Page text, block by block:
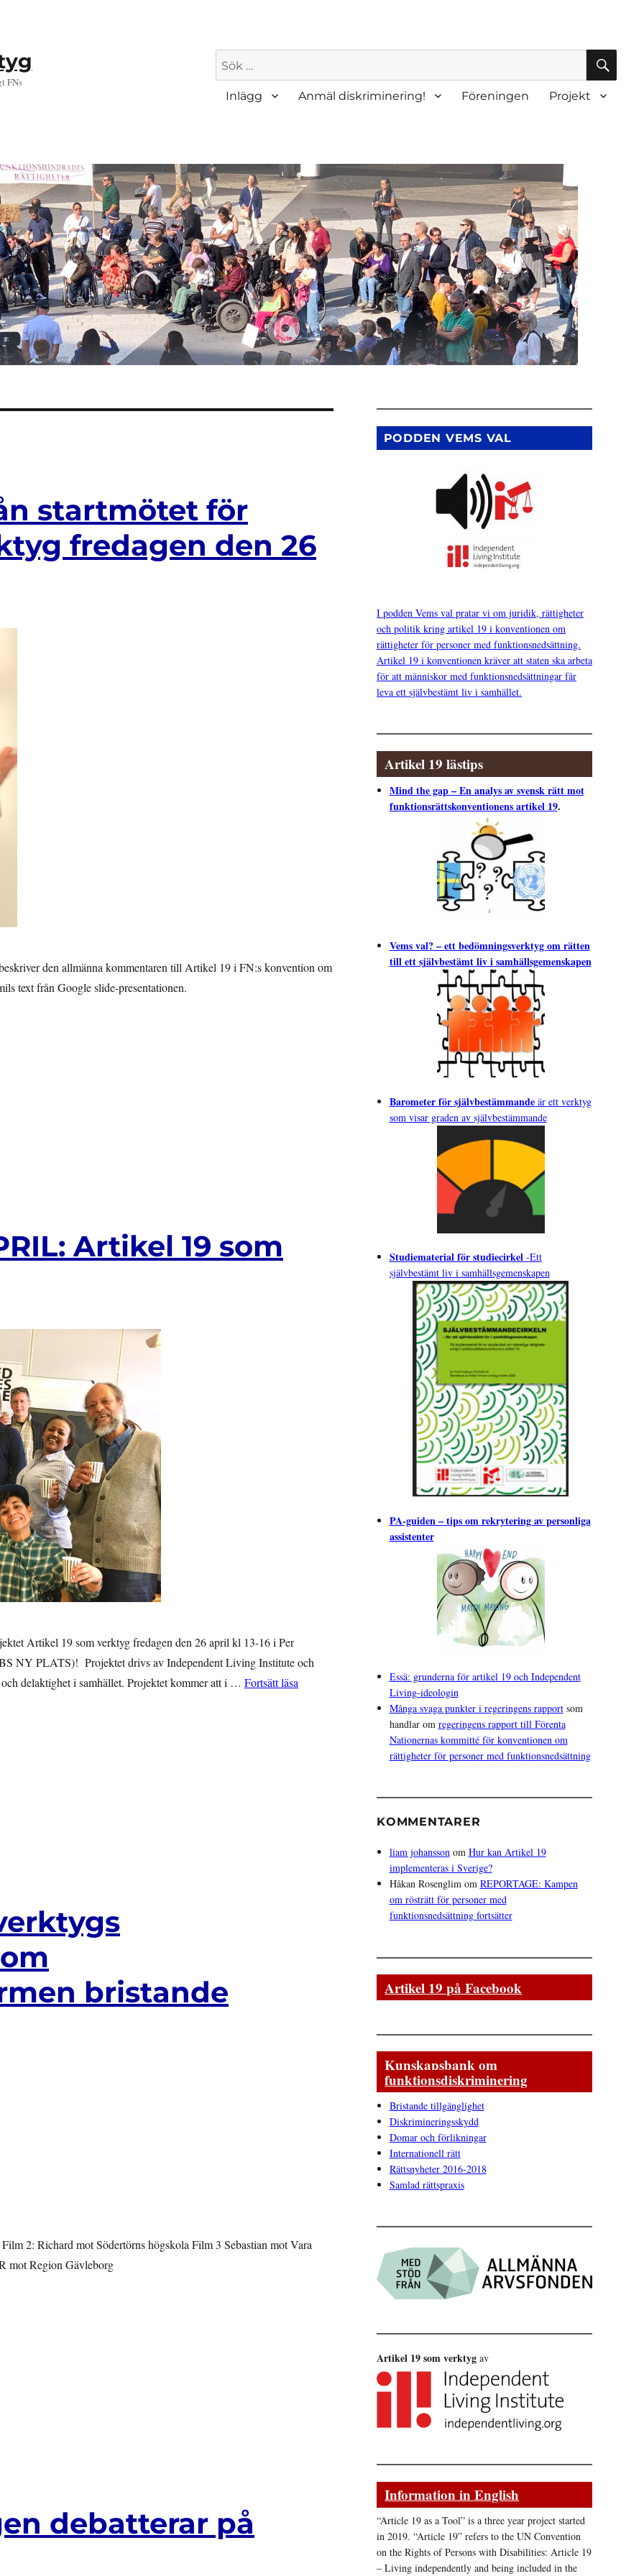
FNs
Sök
efter:
SÖK
Inlägg Anmäl diskriminering! Föreningen Projekt
startmötet för
fredagen den 26
den allmänna kommentaren till Artikel 19 i FN:s konvention om
text från Google slide-presentationen.
Artikel 19 som
Artikel 19 som verktyg fredagen den 26 april kl 13-16 i Per
NY PLATS)! Projektet drivs av Independent Living Institute och
delaktighet i samhället. Projektet kommer att i … Fortsätt läsa ”STARTMÖTE 26 APRIL: Artikel 19 som verktyg”
bristande
2: Richard mot Södertörns högskola Film 3 Sebastian mot Vara
mot Region Gävleborg
debatterar på
PODDEN VEMS VAL
I podden Vems val pratar vi om juridik, rättigheter
och politik kring artikel 19 i konventionen om
rättigheter för personer med funktionsnedsättning.
Artikel 19 i konventionen kräver att staten ska arbeta
för att människor med funktionsnedsättningar får
leva ett självbestämt liv i samhället.
Artikel 19 lästips
Mind the gap – En analys av svensk rätt mot
funktionsrättskonventionens artikel 19.
Vems val? – ett bedömningsverktyg om rätten
till ett självbestämt liv i samhällsgemenskapen
Barometer för självbestämmandeär ett verktyg
som visar graden av självbestämmande
Studiematerial för studiecirkel-Ett
självbestämt liv i samhällsgemenskapen
PA-guiden – tips om rekrytering av personliga
assistenter
Essä: grunderna för artikel 19 och Independent
Living-ideologin
Många svaga punkter i regeringens rapportsom
handlar om regeringens rapport till Förenta
Nationernas kommitté för konventionen om
rättigheter för personer med funktionsnedsättning
KOMMENTARER
liam johanssonom Hur kan Artikel 19
implementeras i Sverige?
Håkan Rosenglimom REPORTAGE: Kampen
om rösträtt för personer med
funktionsnedsättning fortsätter
Artikel 19 på Facebook
Kunskapsbank om
funktionsdiskriminering
Bristande tillgänglighet
Diskrimineringsskydd
Domar och förlikningar
Internationell rätt
Rättsnyheter 2016-2018
Samlad rättspraxis
Artikel 19 som verktyg av
Information in English
“Article 19 as a Tool” is a three year project started
in 2019. “Article 19” refers to the UN Convention
on the Rights of Persons with Disabilities: Article 19
– Living independently and being included in the